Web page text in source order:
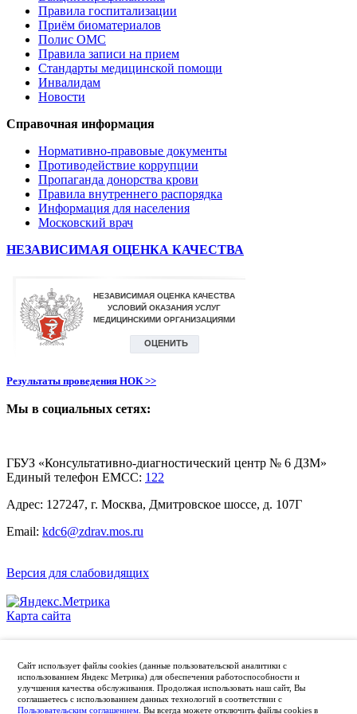
Сайт использует файлы cookies (данные пользовательской аналитики с
использованием Яндекс Метрика) для обеспечения работоспособности и
улучшения качества обслуживания. Продолжая использовать наш сайт, Вы
соглашаетесь с использованием данных технологий в соответствии с
Пользовательским соглашением . Вы всегда можете отключить файлы cookies в
Правила госпитализации
Приём биоматериалов
Полис ОМС
Правила записи на прием
Стандарты медицинской помощи
Инвалидам
Новости
Справочная информация
Нормативно-правовые документы
Противодействие коррупции
Пропаганда донорства крови
Правила внутреннего распорядка
Информация для населения
Московский врач
НЕЗАВИСИМАЯ ОЦЕНКА КАЧЕСТВА
Результаты проведения НОК >>
Мы в социальных сетях:
ГБУЗ «Консультативно-диагностический центр № 6 ДЗМ»
Единый телефон ЕМСС: 122
Адрес: 127247, г. Москва, Дмитровское шоссе, д. 107Г
Email: kdc6@zdrav.mos.ru
Версия для слабовидящих
Карта сайта
Главный врач: Суворова Наталья Николаевна